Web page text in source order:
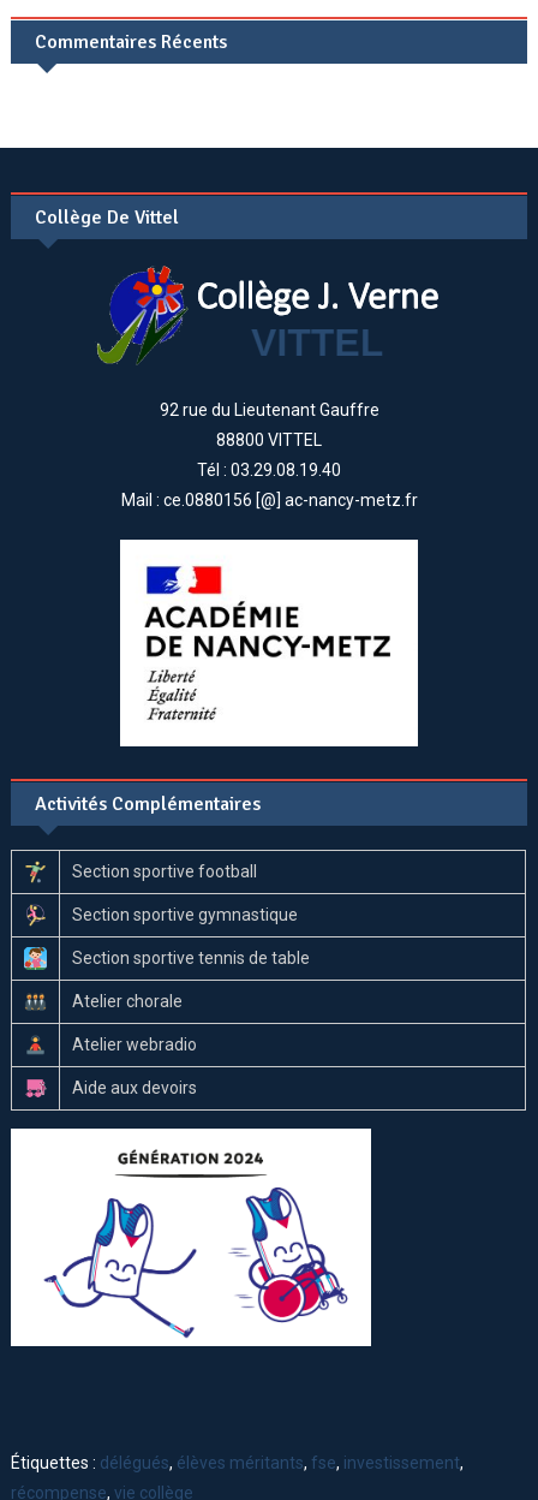
Commentaires Récents
Collège De Vittel
92 rue du Lieutenant Gauffre
88800 VITTEL
Tél : 03.29.08.19.40
Mail : ce.0880156 [@] ac-nancy-metz.fr
Activités Complémentaires
Section sportive football
Section sportive gymnastique
Section sportive tennis de table
Atelier chorale
Atelier webradio
Aide aux devoirs
Étiquettes : délégués, élèves méritants, fse, investissement,
récompense,vie collège